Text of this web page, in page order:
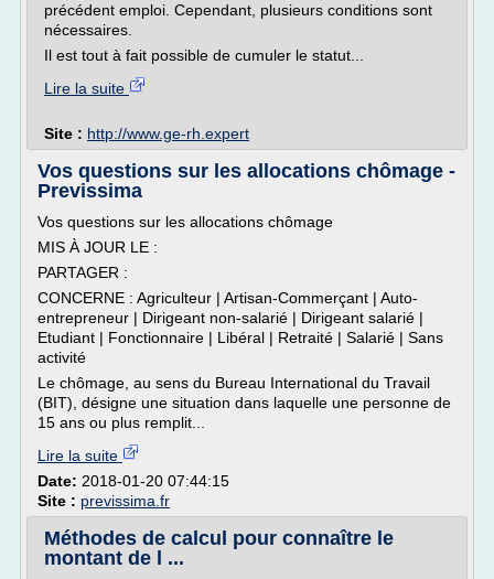
précédent emploi. Cependant, plusieurs conditions sont
nécessaires.
Il est tout à fait possible de cumuler le statut...
Lire la suite
Site : http://www.ge-rh.expert
Vos questions sur les allocations chômage -
Previssima
Vos questions sur les allocations chômage
MIS À JOUR LE :
PARTAGER :
CONCERNE : Agriculteur | Artisan-Commerçant | Auto-
entrepreneur | Dirigeant non-salarié | Dirigeant salarié |
Etudiant | Fonctionnaire | Libéral | Retraité | Salarié | Sans
activité
Le chômage, au sens du Bureau International du Travail
(BIT), désigne une situation dans laquelle une personne de
15 ans ou plus remplit...
Lire la suite
Date: 2018-01-20 07:44:15
Site : previssima.fr
Méthodes de calcul pour connaître le
montant de l ...